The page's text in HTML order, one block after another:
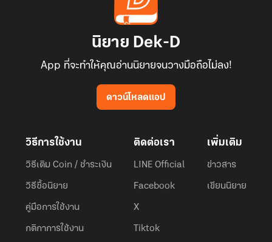
นิยาย Dek-D
App ที่จะทำให้คุณอ่านนิยายจนวางมือถือไม่ลง!
ดาวน์โหลดแอป
วิธีการใช้งาน
วิธีเติม Coin / ชำระเงิน
วิธีซื้อนิยาย
คู่มือการใช้งาน
กติกาการใช้งาน
ติดต่อเรา
LINE Official
Facebook
X
Tiktok
เพิ่มเติม
ข่าวสาร
เขียนนิยาย